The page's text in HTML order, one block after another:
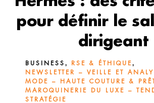
pour définir le
dirigeant
BUSINESS , RSE & ÉTHIQUE,
NEWSLETTER – VEILLE ET
MODE – HAUTE COUTURE &
MAROQUINERIE DU LUXE –
STRATÉGIE